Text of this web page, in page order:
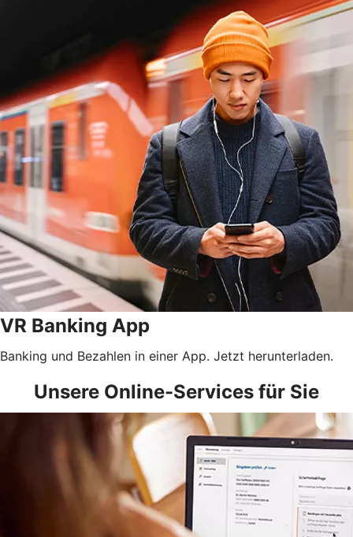
VR Banking App
Banking und Bezahlen in einer App. Jetzt herunterladen.
Unsere Online-Services für Sie